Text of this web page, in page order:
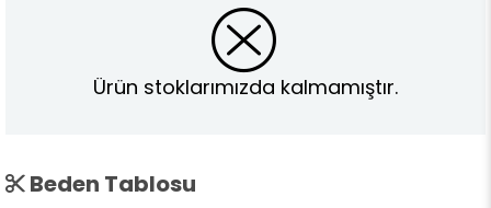
Ürün stoklarımızda kalmamıştır.
Beden Tablosu